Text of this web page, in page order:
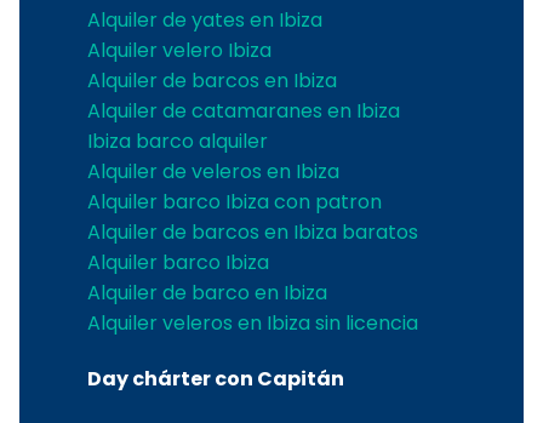
Alquiler de yates en Ibiza
Alquiler velero Ibiza
Alquiler de barcos en Ibiza
Alquiler de catamaranes en Ibiza
Ibiza barco alquiler
Alquiler de veleros en Ibiza
Alquiler barco Ibiza con patron
Alquiler de barcos en Ibiza baratos
Alquiler barco Ibiza
Alquiler de barco en Ibiza
Alquiler veleros en Ibiza sin licencia
Day chárter con Capitán